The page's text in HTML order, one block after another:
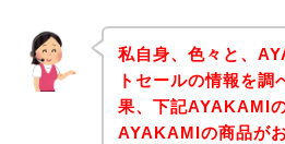
私自身、色々と、
トセールの情報を
果、下記AYAKAMI
AYAKAMIの商品が